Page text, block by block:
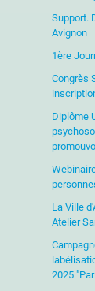
Support.
Avignon
1ère
Congrès
Diplôme
La Ville
Atelier
2025